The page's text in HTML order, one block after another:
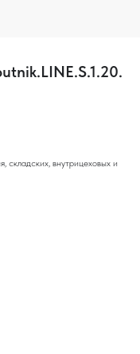
складских, внутрицеховых и